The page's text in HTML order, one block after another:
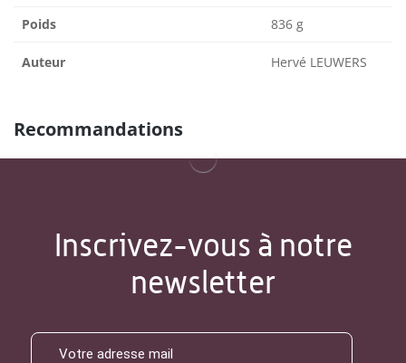
Poids 836 g
Auteur Hervé LEUWERS
Recommandations
Inscrivez-vous à notre
newsletter